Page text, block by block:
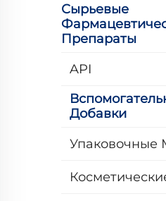
Сырьевые
Препараты
API
Добавки
Упаковочные